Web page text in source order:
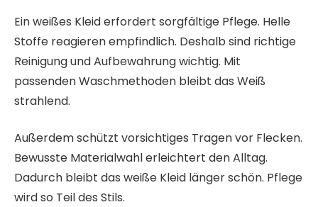
Ein weißes Kleid erfordert sorgfältige Pflege. Helle
Stoffe reagieren empfindlich. Deshalb sind richtige
Reinigung und Aufbewahrung wichtig. Mit
passenden Waschmethoden bleibt das Weiß
strahlend.
Außerdem schützt vorsichtiges Tragen vor Flecken.
Bewusste Materialwahl erleichtert den Alltag.
Dadurch bleibt das weiße Kleid länger schön. Pflege
wird so Teil des Stils.